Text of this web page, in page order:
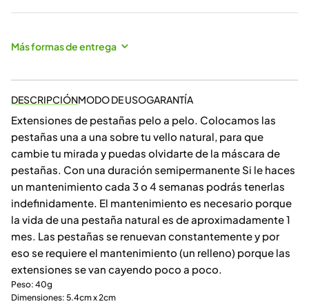
Más formas de entrega
DESCRIPCIÓNMODO DE USOGARANTÍA
Extensiones de pestañas pelo a pelo. Colocamos las
pestañas una a una sobre tu vello natural, para que
cambie tu mirada y puedas olvidarte de la máscara de
pestañas. Con una duración semipermanente Si le haces
un mantenimiento cada 3 o 4 semanas podrás tenerlas
indefinidamente. El mantenimiento es necesario porque
la vida de una pestaña natural es de aproximadamente 1
mes. Las pestañas se renuevan constantemente y por
eso se requiere el mantenimiento (un relleno) porque las
extensiones se van cayendo poco a poco.
Peso: 40g
Dimensiones: 5.4cm x 2cm